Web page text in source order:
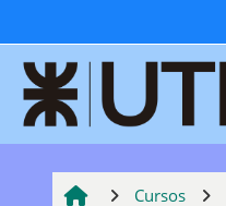
Cursos